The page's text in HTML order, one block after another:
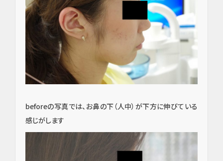
beforeの写真では、お鼻の下（人中）が下方に伸びている
感じがします